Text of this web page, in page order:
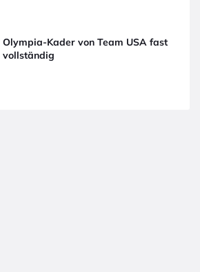
Olympia-Kader von Team USA fast
vollständig